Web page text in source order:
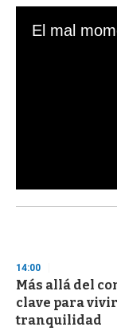
s
d
s
o
f
3
14:00
Más allá del
clave para
tranquilidad